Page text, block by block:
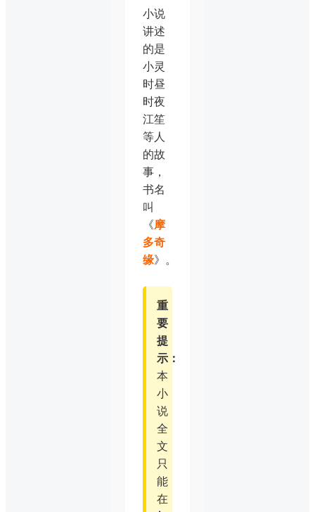
小说
讲述
的是
小灵
时昼
时夜
江笙
等人
的故
事，
书名
叫
《摩
多奇
缘》。
重
要
提
示：
本
小
说
全
文
只
能
在